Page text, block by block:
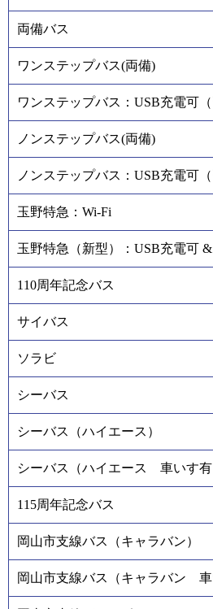
両備バス
ワンステップバス(両備)
ワンステップバス：USB充電可（
ノンステップバス(両備)
ノンステップバス：USB充電可（
玉野特急：Wi-Fi
玉野特急（新型）：USB充電可
110周年記念バス
サイバス
ソラビ
シーバス
シーバス（ハイエース）
シーバス（ハイエース 車いす有
115周年記念バス
岡山市支線バス（キャラバン）
岡山市支線バス（キャラバン 車